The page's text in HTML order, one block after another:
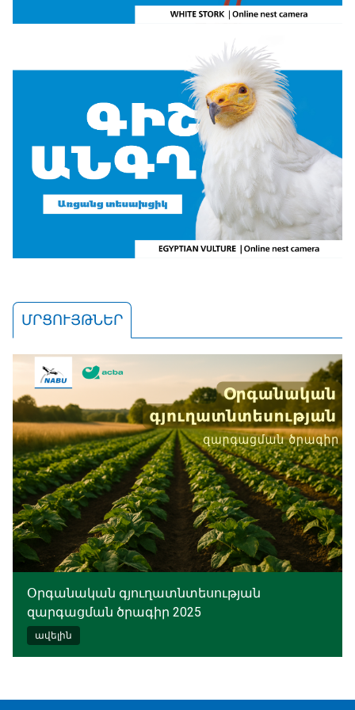
ՄՐՑՈՒՅԹՆԵՐ
Օրգանական գյուղատնտեսության
զարգացման ծրագիր 2025
ավելին